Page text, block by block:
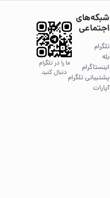
شبکه‌های
اجتماعی
تلگرام
بله
اینستاگرام
پشتیبانی تلگرام
آپارات
ما را در تلگرام
دنبال کنید